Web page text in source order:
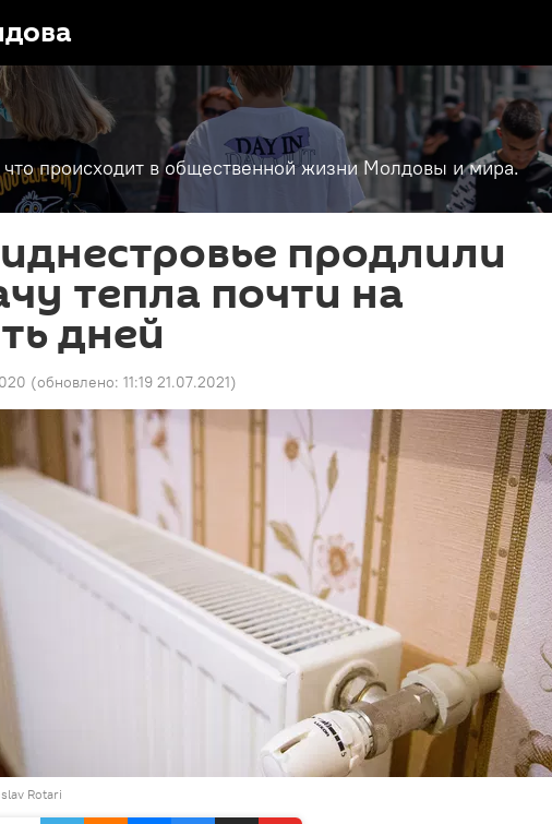
что происходит в общественной жизни Молдовы и мира.
продлили
тепла почти на
дней
(обновлено: 11:19 21.07.2021)
Rotari